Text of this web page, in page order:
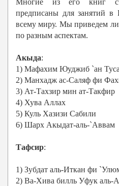
Многие из его книг
предписаны для занятий в
всему миру. Мы приведем
по разным аспектам.
Акыда:
1) Мафахим Юуджиб `ан
2) Манхадж ас-Саляф фи
3) Ат-Тахзир мин ат-Такфир
4) Хува Аллах
5) Куль Хазизи Сабили
6) Шарх Акыдат-аль-`Аввам
Тафсир:
1) Зубдат аль-Иткан фи
2) Ва-Хива билль Уфук аль-